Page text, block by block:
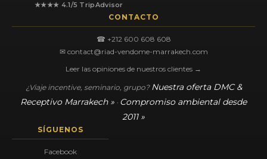
★★★★ 4.1/5 TripAdvisor
CONTACTO
☎ +212 600 608 608
✉ contact@riad-vendome-marrakech.com
Leer las opiniones de nuestros clientes →
¿Viaje incentive, seminario, grupo? Nuestra oferta DMC &
Receptivo Marrakech » · Compromiso ambiental desde
2011 »
SÍGUENOS
Facebook